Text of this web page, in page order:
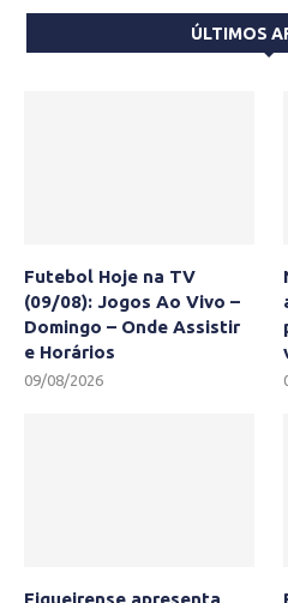
ÚLTIMOS
Futebol Hoje na TV
(09/08): Jogos Ao Vivo –
Domingo – Onde Assistir
e Horários
09/08/2026
Figueirense apresenta